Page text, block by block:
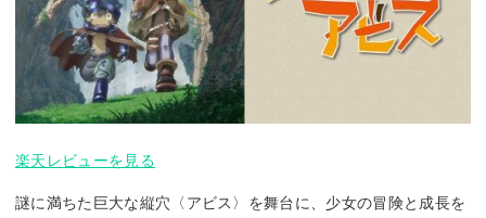
楽天レビューを見る
謎に満ちた巨大な縦穴〈アビス〉を舞台に、少女の冒険と成長を